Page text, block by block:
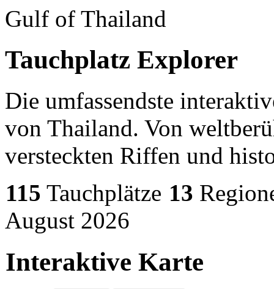
Gulf of Thailand
Tauchplatz Explorer
Die umfassendste
von Thailand. Von
versteckten Riffen und
115 Tauchplätze 13
August 2026
Interaktive Karte